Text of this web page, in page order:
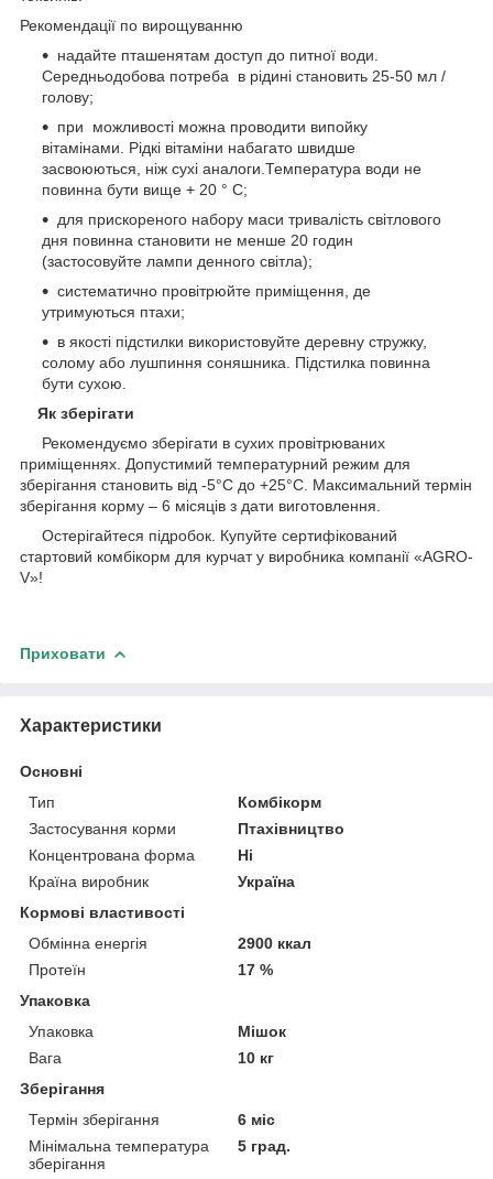
Рекомендації по вирощуванню
надайте пташенятам доступ до питної води.
Середньодобова потреба в рідині становить 25-50 мл /
голову;
при можливості можна проводити випойку
вітамінами. Рідкі вітаміни набагато швидше
засвоюються, ніж сухі аналоги.Температура води не
повинна бути вище + 20 ° С;
для прискореного набору маси тривалість світлового
дня повинна становити не менше 20 годин
(застосовуйте лампи денного світла);
систематично провітрюйте приміщення, де
утримуються птахи;
в якості підстилки використовуйте деревну стружку,
солому або лушпиння соняшника. Підстилка повинна
бути сухою.
Як зберігати
Рекомендуємо зберігати в сухих провітрюваних
приміщеннях. Допустимий температурний режим для
зберігання становить від -5°С до +25°С. Максимальний термін
зберігання корму – 6 місяців з дати виготовлення.
Остерігайтеся підробок. Купуйте сертифікований
стартовий комбікорм для курчат у виробника компанії «AGRO-
V»!
Приховати
Характеристики
Основні
Тип
Комбікорм
Застосування корми
Птахівництво
Концентрована форма
Ні
Країна виробник
Україна
Кормові властивості
Обмінна енергія
2900 ккал
Протеїн
17 %
Упаковка
Упаковка
Мішок
Вага
10 кг
Зберігання
Термін зберігання
6 міс
Мінімальна температура
зберігання
5 град.